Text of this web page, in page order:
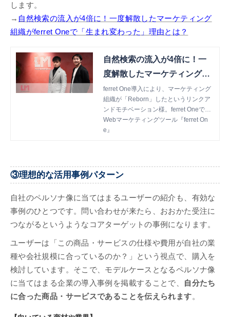
します。
→ 自然検索の流入が4倍に！一度解散したマーケティング
組織がferret Oneで「生まれ変わった」理由とは？
自然検索の流入が4倍に！一
度解散したマーケティング組
織が「生まれ変わった」理由
とは？
ferret One導入により、マーケティング
組織が「Reborn」したというリンクア
ンドモチベーション様。ferret Oneで、
組織はどのように変化したのか？グルー
プ全体のマーケティングを任されるよう
Webマーケティングツール『ferret On
e』
③理想的な活用事例パターン
自社のペルソナ像に当てはまるユーザーの紹介も、有効な
事例のひとつです。問い合わせが来たら、おおかた受注に
つながるというようなコアターゲットの事例になります。
ユーザーは「この商品・サービスの仕様や費用が自社の業
種や会社規模に合っているのか？」という視点で、購入を
検討しています。そこで、モデルケースとなるペルソナ像
に当てはまる企業の導入事例を掲載することで、
自分たち
に合った商品・サービスであることを伝えられます。